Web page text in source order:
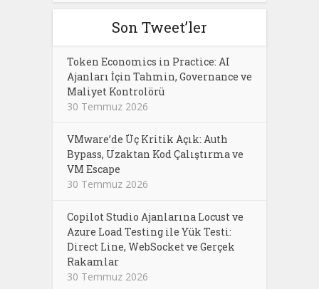
Son Tweet’ler
Token Economics in Practice: AI
Ajanları İçin Tahmin, Governance ve
Maliyet Kontrolörü
30 Temmuz 2026
VMware’de Üç Kritik Açık: Auth
Bypass, Uzaktan Kod Çalıştırma ve
VM Escape
30 Temmuz 2026
Copilot Studio Ajanlarına Locust ve
Azure Load Testing ile Yük Testi:
Direct Line, WebSocket ve Gerçek
Rakamlar
30 Temmuz 2026